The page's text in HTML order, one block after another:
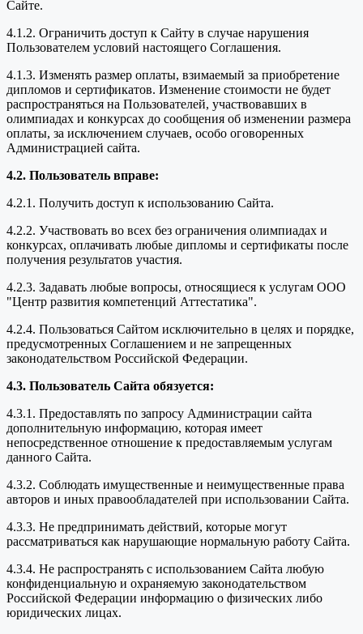
Сайте.
4.1.2. Ограничить доступ к Сайту в случае нарушения
Пользователем условий настоящего Соглашения.
4.1.3. Изменять размер оплаты, взимаемый за приобретение
дипломов и сертификатов. Изменение стоимости не будет
распространяться на Пользователей, участвовавших в
олимпиадах и конкурсах до сообщения об изменении размера
оплаты, за исключением случаев, особо оговоренных
Администрацией сайта.
4.2. Пользователь вправе:
4.2.1. Получить доступ к использованию Сайта.
4.2.2. Участвовать во всех без ограничения олимпиадах и
конкурсах, оплачивать любые дипломы и сертификаты после
получения результатов участия.
4.2.3. Задавать любые вопросы, относящиеся к услугам ООО
"Центр развития компетенций Аттестатика".
4.2.4. Пользоваться Сайтом исключительно в целях и порядке,
предусмотренных Соглашением и не запрещенных
законодательством Российской Федерации.
4.3. Пользователь Сайта обязуется:
4.3.1. Предоставлять по запросу Администрации сайта
дополнительную информацию, которая имеет
непосредственное отношение к предоставляемым услугам
данного Сайта.
4.3.2. Соблюдать имущественные и неимущественные права
авторов и иных правообладателей при использовании Сайта.
4.3.3. Не предпринимать действий, которые могут
рассматриваться как нарушающие нормальную работу Сайта.
4.3.4. Не распространять с использованием Сайта любую
конфиденциальную и охраняемую законодательством
Российской Федерации информацию о физических либо
юридических лицах.